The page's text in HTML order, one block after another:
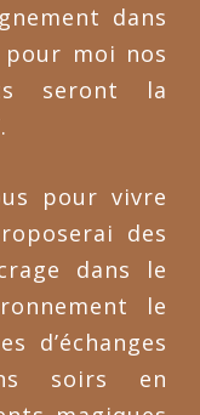
dans
moi nos
seront la
pour vivre
des
dans le
le
d’échanges
soirs en